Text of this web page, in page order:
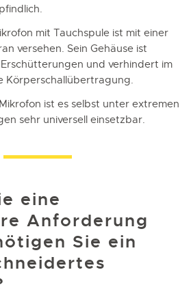
mit Tauchspule ist mit einer
versehen. Sein Gehäuse ist
und verhindert im
Körperschallübertragung.
ist es selbst unter extremen
sehr universell einsetzbar.
eine
Anforderung
Sie ein